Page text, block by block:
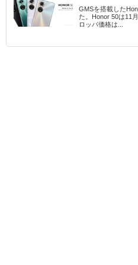
GMSを搭載した
た。Honor 50は11
ロッパ価格は...